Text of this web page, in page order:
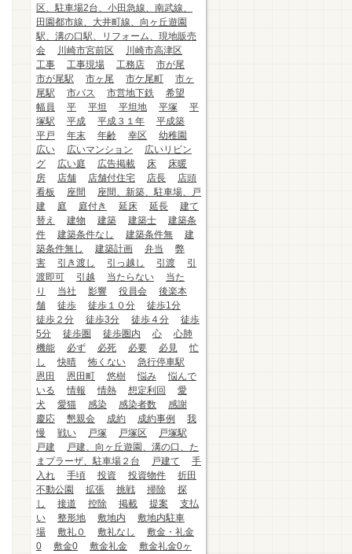
区、駐車場2台、小田急線、南武線、
田園都市線、大井町線、向ヶ丘遊園
駅、溝の口駅、リフォーム、現地販売
会
川崎市宮前区
川崎市高津区
工事
工事現場 工務店
市が尾
市が尾駅
市ヶ尾 市ケ尾町
市ヶ
尾駅
市バス 市営地下鉄
希望
幅員
平 平坦 平坦地 平塚
平
塚駅
平成 平成３１年
平成築
平戸
年末 年齢 幸区
幼稚園
広い
広いマンション
広いリビン
グ
広い庭 広告掲載 床
床暖
房
店舗 店舗付住宅 店長
店頭
看板
座間
座間、新築、駐車場、戸
建
庭 庭付き 延床 延長
建て
替え
建物 建築 建築士
建築条
件
建築条件なし 建築条件無
建
築条件無し
建築計画 弁当
弊
害
引き渡し 引っ越し 引渡
引
渡即可
引越 当たらない
当た
り
当社 影響 役員会
後楽本
舗
徒歩 徒歩１０分
徒歩1分
徒歩２分
徒歩3分 徒歩４分
徒歩
5分
徒歩圏 徒歩圏内 心
心肺
機能
必ず 必死 必要 必見
忙
し
快晴 怖くない
急行停車駅
恩田
恩田町 悠樹 悩み
悩んで
いる
情報 情熱 想定利回
愛
犬
愛猫 感染 感染者数
感謝
慶応
懇親会 成約 成約事例
我
慢
戦い 戸塚 戸塚区
戸塚駅
戸建
戸建、向ヶ丘遊園、溝の口、た
まプラーザ、駐車場２台
戸建て
手
入れ
手頃 投資 投資物件
折田
不動公園
拡張 挑戦 掃除
探
し
接道 控除 掲載 提案
支払
い
整形地 敷地内
敷地内駐車
場
敷礼０ 敷礼なし
敷金・礼金
0
敷金0 敷金礼金
敷金礼金0ヶ